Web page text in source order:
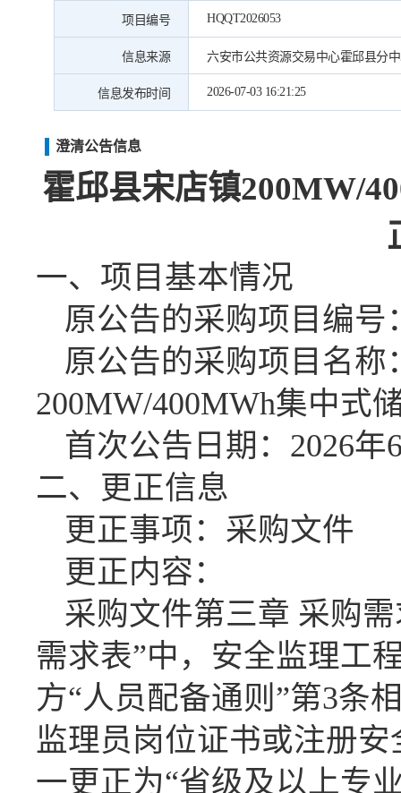
项目编号 HQQT2026053
信息来源 六安市公共资源交易中心霍邱县分
信息发布时间 2026-07-03 16:21:25
澄清公告信息
霍邱县宋店镇200MW/
一、项目基本情况
原公告的采购项目编号
原公告的采购项目名称
200MW/400MWh集中式
首次公告日期： 2026年
二、更正信息
更正事项：采购文件
更正内容：
采购文件第三章 采购
需求表”中，安全监理工
方“人员配备通则”第3条
监理员岗位证书或注册
一更正为“省级及以上专